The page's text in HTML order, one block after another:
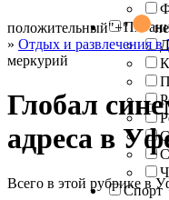
Спорт
положительный"+"
» Отдых и развлечения в
меркурий
Глобал
адреса в
Всего в этой рубрике в